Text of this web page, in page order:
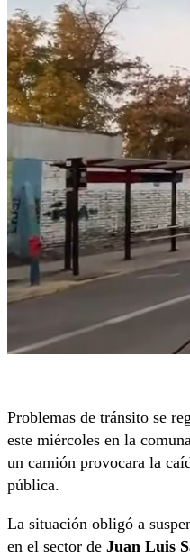
Problemas de tránsito se
este miércoles en la
un camión provocara la
pública.
La situación obligó a
en el sector de Juan Luis